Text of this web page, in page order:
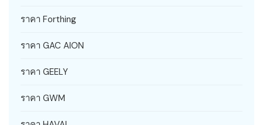
ราคา Forthing
ราคา GAC AION
ราคา GEELY
ราคา GWM